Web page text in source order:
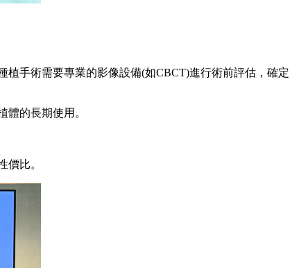
手術需要專業的影像設備(如CBCT)進行術前評估，確定
的長期使用。
比。